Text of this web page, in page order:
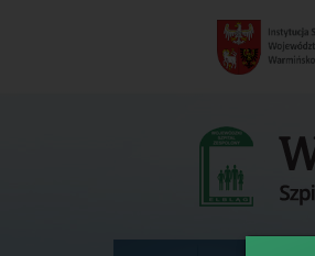
portal
informacyjny
Wrota
Warmii
Mazur